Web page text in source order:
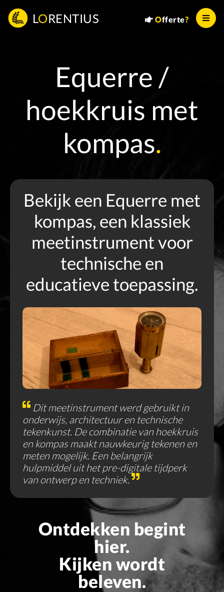
L ORENTIUS Offerte?
Equerre /
hoekkruis met
kompas.
Bekijk een Equerre met
kompas, een klassiek
meetinstrument voor
technische en
educatieve toepassing.
Dit meetinstrument werd gebruikt in
onderwijs, architectuur en technische
tekenkunst. De combinatie van hoekkruis
en kompas maakt nauwkeurig tekenen en
meten mogelijk. Een belangrijk
hulpmiddel uit het pre-digitale tijdperk
van ontwerp en techniek.
Ontdekken begint
hier.
Kijken wordt
beleven.